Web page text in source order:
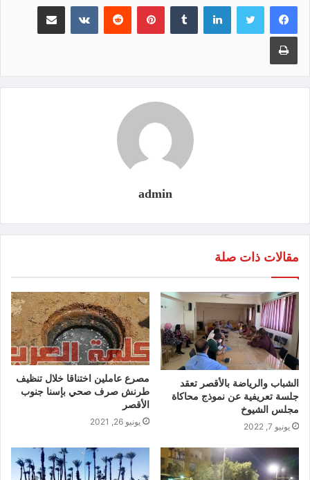
لينكدإن بينتيريست
admin
مقالات ذات صلة
الشباب والرياضة بالأقصر تعقد
جلسة تعريفية عن نموذج محاكاة
مجلس الشيوخ
يونيو 7, 2022
مصرع عاملين اختناقا خلال تنظيف
طرنش صرف صحي بإسنا جنوب
الأقصر
يونيو 26, 2021